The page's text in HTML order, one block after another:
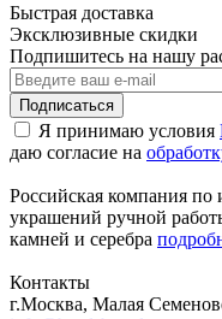
Быстрая доставка
Эксклюзивные скидки
Подпишитесь на нашу
Подписаться
Я принимаю условия
даю согласие на
Российская компания
украшений ручной
камней и серебра
Контакты
г.Москва, Малая